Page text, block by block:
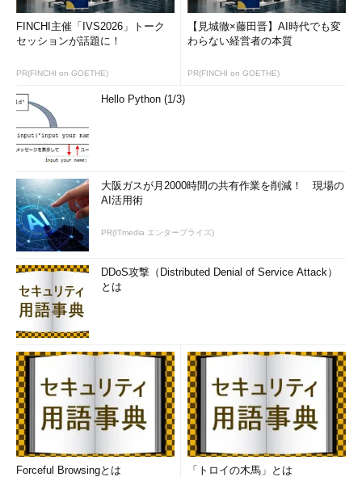
PsToolsは、リモートのシステムを管理するためのコマンド集
で、Psを接頭辞とする PsExec、PsFile、PsGetSid、PsInfo、
PsService、PsShutdown、PsSuspendの12種類のツールであ
る。
リモートのWindowsマシンに対してPsToolsのコマンドを使う
ことで、プロセスの起動（PsExec）・終了（PsKill）や、イベン
ャットダウン（PsShutdown）などを実行することができる。
【PsTools】
http://www.microsoft.com/technet/sysinte
rnals/Utilities/PsTools.mspx
シンボリックリンクを作成：Junction
Junctionは、Windowsでディレクトリのシンボリックリンクを
作成・削除するためのツールである。
シンボリックリンクを作成することで、ディレクトリに別の名
前を与えることができる。そしてそのシンボリックリンクは、元
の本体と同様に扱えるようになる。UNIX系のOSを使い慣れてい
る方ならば、Windowsでもシンボリックリンクを活用したいと思
ったことがあるのではないだろうか。
FINCHI主催「IVS2026」トーク
セッションが話題に！
PR(FINCHI on GOETHE)
【見城徹×藤田晋】AI時代でも変
わらない経営者の本質
PR(FINCHI on GOETHE)
Hello Python (1/3)
大阪ガスが月2000時間の共有作業を削減！ 現場の
AI活用術
PR(ITmedia エンタープライズ)
DDoS攻撃（Distributed Denial of Service Attack）
とは
Forceful Browsingとは 「トロイの木馬」とは